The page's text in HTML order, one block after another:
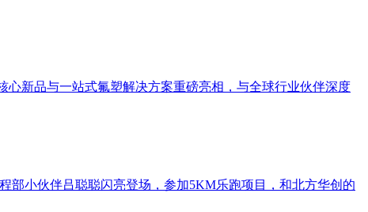
心新品与一站式氟塑解决方案重磅亮相，与全球行业伙伴深度
部小伙伴吕聪聪闪亮登场，参加5KM乐跑项目，和北方华创的